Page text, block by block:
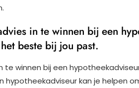
in te winnen bij een
beste bij jou past.
te winnen bij een
hypotheekadviseur kan je helpen